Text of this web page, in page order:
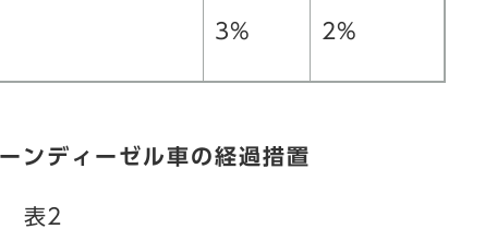
3% 2%
ンディーゼル車の経過措置
表2